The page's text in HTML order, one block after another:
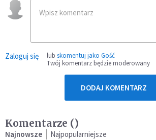
Zaloguj się lub skomentuj jako Gość
Twój komentarz będzie moderowany
DODAJ KOMENTARZ
Komentarze ()
Najnowsze Najpopularniejsze